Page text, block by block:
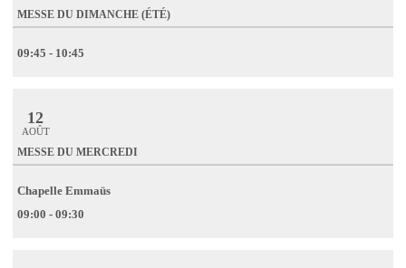
MESSE DU DIMANCHE (ÉTÉ)
09:45 - 10:45
12
AOÛT
MESSE DU MERCREDI
Chapelle Emmaüs
09:00 - 09:30